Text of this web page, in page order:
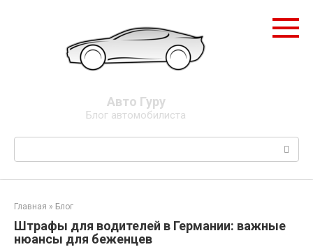
Авто Гуру
Блог автомобилиста
Поиск:
Главная » Блог
Штрафы для водителей в Германии: важные
нюансы для беженцев